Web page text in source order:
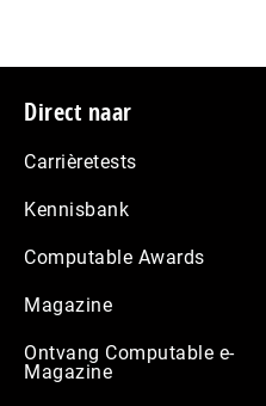
Footer
Direct naar
Carrièretests
Kennisbank
Computable Awards
Magazine
Ontvang Computable e-
Magazine